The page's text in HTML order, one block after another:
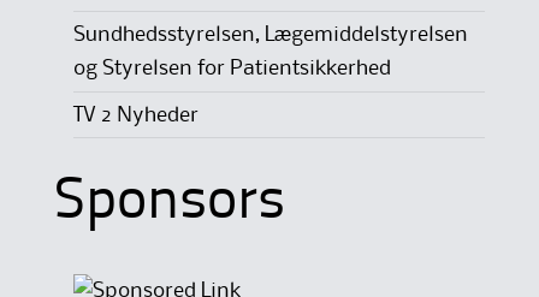
Sundhedsstyrelsen, Lægemiddelstyrelsen
og Styrelsen for Patientsikkerhed
TV 2 Nyheder
Sponsors